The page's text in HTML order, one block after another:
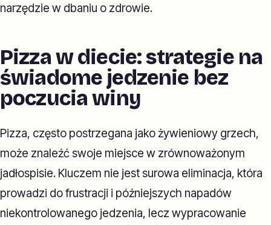
narzędzie w dbaniu o zdrowie.
Pizza w diecie: strategie na
świadome jedzenie bez
poczucia winy
Pizza, często postrzegana jako żywieniowy grzech,
może znaleźć swoje miejsce w zrównoważonym
jadłospisie. Kluczem nie jest surowa eliminacja, która
prowadzi do frustracji i późniejszych napadów
niekontrolowanego jedzenia, lecz wypracowanie